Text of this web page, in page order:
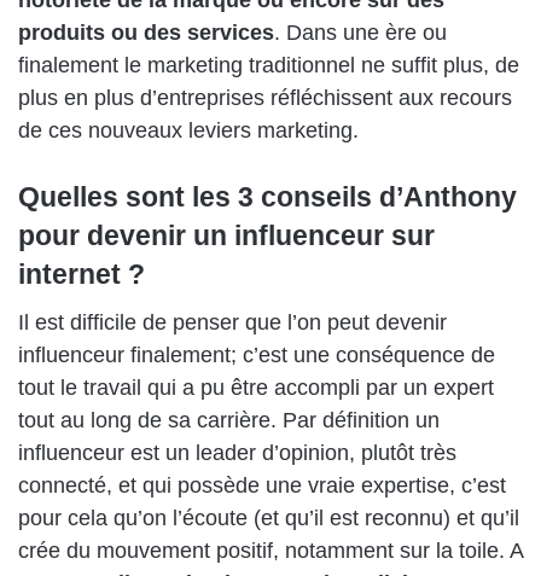
produits ou des services. Dans une ère ou
finalement le marketing traditionnel ne suffit plus, de
plus en plus d’entreprises réfléchissent aux recours
de ces nouveaux leviers marketing.
Quelles sont les 3 conseils d’Anthony
pour devenir un influenceur sur
internet ?
Il est difficile de penser que l’on peut devenir
influenceur finalement; c’est une conséquence de
tout le travail qui a pu être accompli par un expert
tout au long de sa carrière. Par définition un
influenceur est un leader d’opinion, plutôt très
connecté, et qui possède une vraie expertise, c’est
pour cela qu’on l’écoute (et qu’il est reconnu) et qu’il
crée du mouvement positif, notamment sur la toile. A